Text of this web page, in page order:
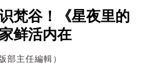
梵谷！《星夜里的
鲜活内在
部主任編輯）